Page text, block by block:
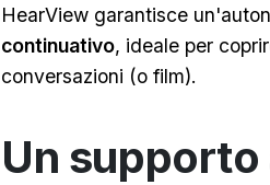
HearView garantisce
continuativo, ideale per
conversazioni (o film).
Un